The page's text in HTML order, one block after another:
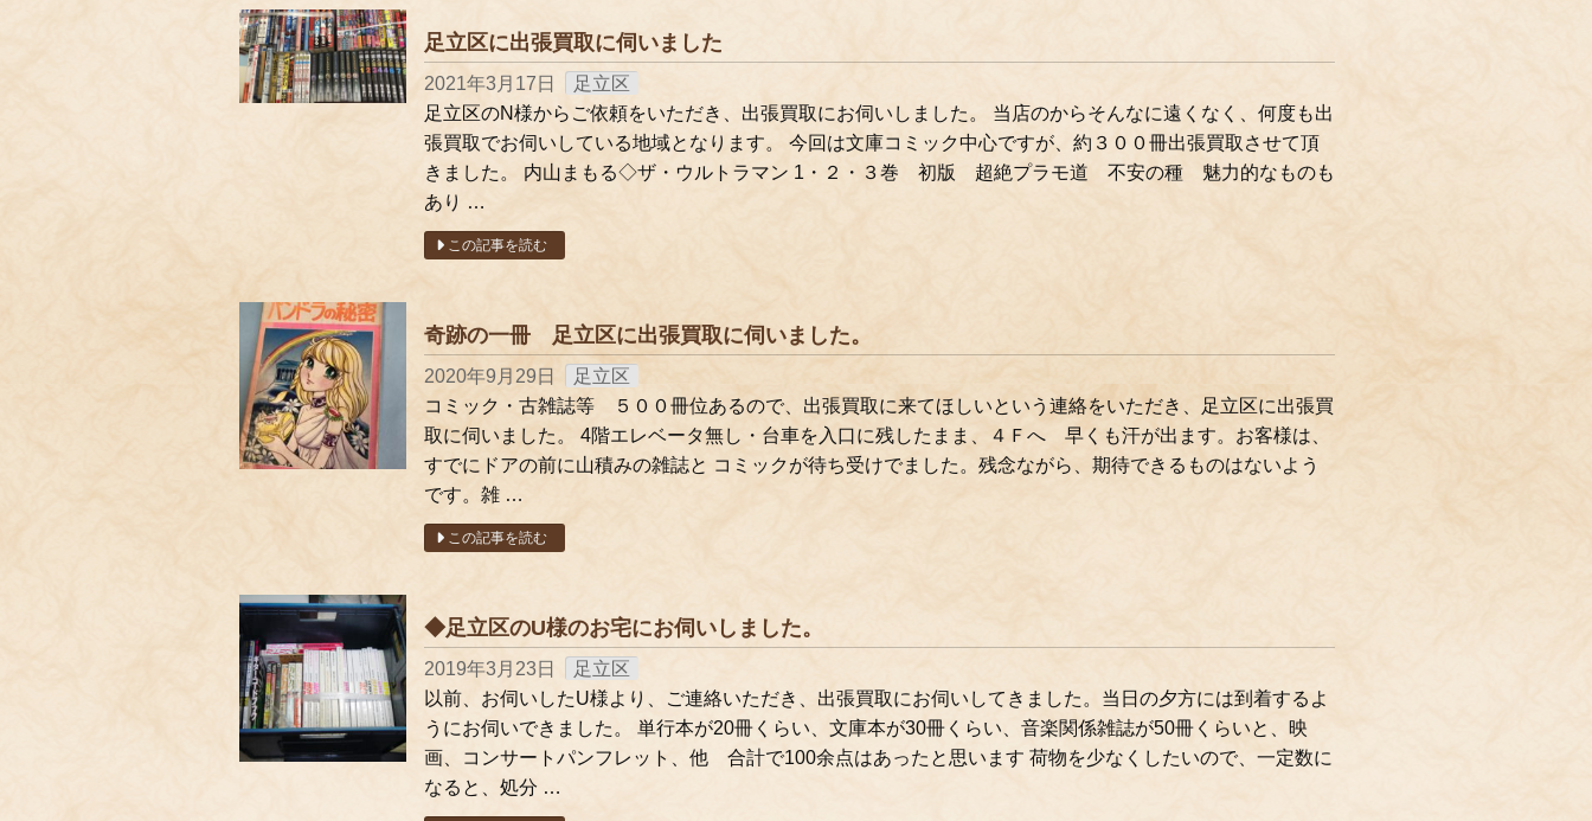
足立区に出張買取に伺いました
2021年3月17日
足立区
足立区のN様からご依頼をいただき、出張買取にお伺いしました。 当店のからそんなに遠くなく、何度も出
張買取でお伺いしている地域となります。 今回は文庫コミック中心ですが、約３００冊出張買取させて頂
きました。 内山まもる◇ザ・ウルトラマン 1・２・３巻 初版 超絶プラモ道 不安の種 魅力的なものも
あり …
この記事を読む
奇跡の一冊 足立区に出張買取に伺いました。
2020年9月29日
足立区
コミック・古雑誌等 ５００冊位あるので、出張買取に来てほしいという連絡をいただき、足立区に出張買
取に伺いました。 4階エレベータ無し・台車を入口に残したまま、４Ｆへ 早くも汗が出ます。お客様は、
すでにドアの前に山積みの雑誌と コミックが待ち受けでました。残念ながら、期待できるものはないよう
です。雑 …
この記事を読む
◆足立区のU様のお宅にお伺いしました。
2019年3月23日
足立区
以前、お伺いしたU様より、ご連絡いただき、出張買取にお伺いしてきました。当日の夕方には到着するよ
うにお伺いできました。 単行本が20冊くらい、文庫本が30冊くらい、音楽関係雑誌が50冊くらいと、映
画、コンサートパンフレット、他 合計で100余点はあったと思います 荷物を少なくしたいので、一定数に
なると、処分 …